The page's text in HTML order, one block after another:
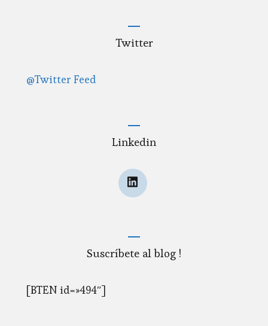
Twitter
@Twitter Feed
Linkedin
Suscríbete al blog !
[BTEN id=»494″]